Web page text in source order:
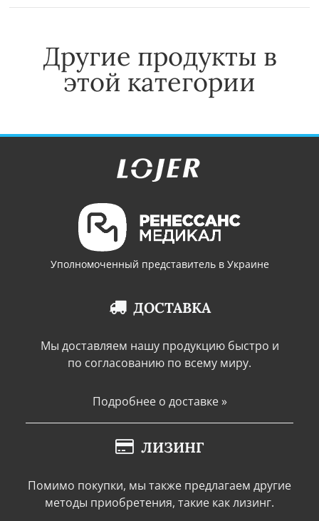
Другие продукты в
этой категории
Уполномоченный представитель в Украине
ДОСТАВКА
Мы доставляем нашу продукцию быстро и
по согласованию по всему миру.
Подробнее о доставке »
ЛИЗИНГ
Помимо покупки, мы также предлагаем другие
методы приобретения, такие как лизинг.